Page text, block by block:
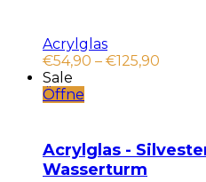
Acrylglas
€54,90 – €125,90
Sale
Öffne
Acrylglas -
Wasserturm